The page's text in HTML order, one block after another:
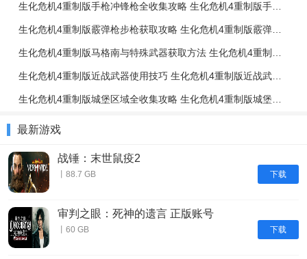
生化危机4重制版手枪冲锋枪全收集攻略 生化危机4重制版手枪冲锋枪升级强化介绍
生化危机4重制版霰弹枪步枪获取攻略 生化危机4重制版霰弹枪步枪使用技巧
生化危机4重制版马格南与特殊武器获取方法 生化危机4重制版强力武器获取攻略
生化危机4重制版近战武器使用技巧 生化危机4重制版近战武器与投掷物技巧介绍
生化危机4重制版城堡区域全收集攻略 生化危机4重制版城堡区域解谜攻略
最新游戏
下载
战锤：末世鼠疫2
丨88.7 GB
下载
审判之眼：死神的遗言 正版账号
丨60 GB